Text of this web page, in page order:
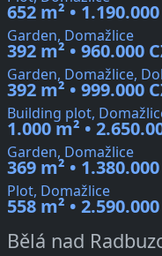
652 m² •
Garden, Domažlice
392 m² • 960.000
Garden, Domažlice,
392 m² • 999.000
Building plot,
1.000 m² •
Garden, Domažlice
369 m² •
Plot, Domažlice
558 m² •
Bělá nad